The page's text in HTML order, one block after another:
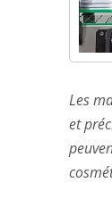
Les
et